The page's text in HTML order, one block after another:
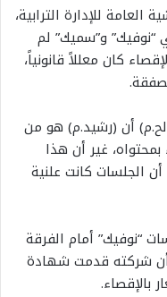
للإدارة الترابية،
و”سميك” لم
كان معللاً قانونياً،
أن (رشيد.م) هو من
غير أن هذا
الجلسات كانت علنية
“نوفيك” أمام الفرقة
أن شركته قدمت شهادة
بالإقصاء.